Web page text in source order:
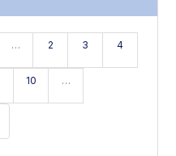
… 2 3 4
10 …